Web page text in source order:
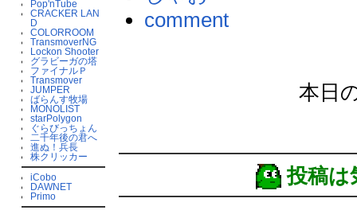
Pop'nTube
CRACKER LAN
D
COLORROOM
TransmoverNG
Lockon Shooter
グラビーガの塔
ファイナルＰ
Transmover
JUMPER
ばらんす牧場
MONOLIST
starPolygon
ぐらびっちょん
二千年後の君へ
進ぬ！兵長
株クリッカー
iCobo
DAWNET
Primo
comment
本日
投稿は